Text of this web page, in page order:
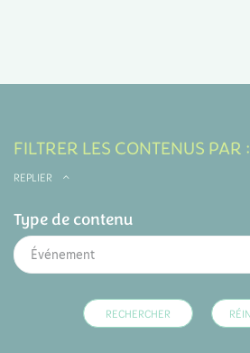
FILTRER LES CONTENUS PAR :
REPLIER
Type de contenu
Événement